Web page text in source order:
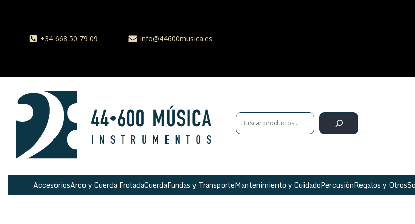
+34 668 50 79 09 info@44600musica.es
AccesoriosArco y Cuerda FrotadaCuerdaFundas y TransporteMantenimiento y CuidadoPercusiónRegalos y Otros